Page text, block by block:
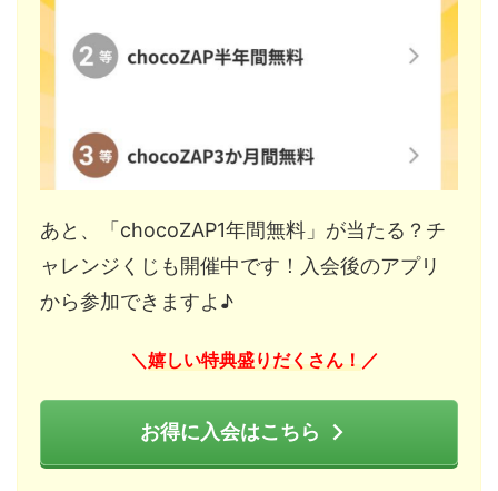
あと、「chocoZAP1年間無料」が当たる？チ
ャレンジくじも開催中です！入会後のアプリ
から参加できますよ♪
＼嬉しい特典盛りだくさん！ ／
お得に入会はこちら